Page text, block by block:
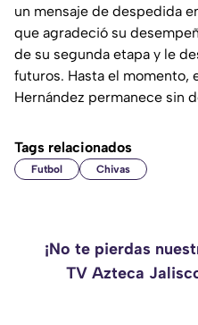
un mensaje de despedida
que agradeció su
de su segunda etapa y le
futuros. Hasta el momento,
Hernández permanece sin
Tags relacionados
Futbol Chivas
¡No te pierdas
TV Azteca